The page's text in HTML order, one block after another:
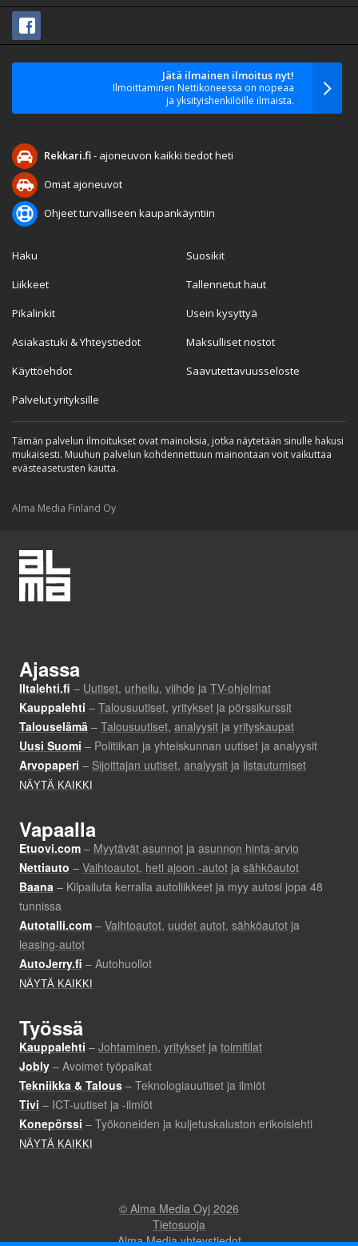
Jätä ilmainen ilmoitus nyt!
Ilmoittaminen Nettikoneessa on nopeaa
ja yksityishenkilöille ilmaista.
Rekkari.fi- ajoneuvon kaikki tiedot heti
Omat ajoneuvot
Ohjeet turvalliseen kaupankäyntiin
Haku
Liikkeet
Pikalinkit
Asiakastuki & Yhteystiedot
Käyttöehdot
Palvelut yrityksille
Suosikit
Tallennetut haut
Usein kysyttyä
Maksulliset nostot
Saavutettavuusseloste
Tämän palvelun ilmoitukset ovat mainoksia, jotka näytetään sinulle hakusi
mukaisesti. Muuhun palvelun kohdennettuun mainontaan voit vaikuttaa
evästeasetusten kautta.
Alma Media Finland Oy